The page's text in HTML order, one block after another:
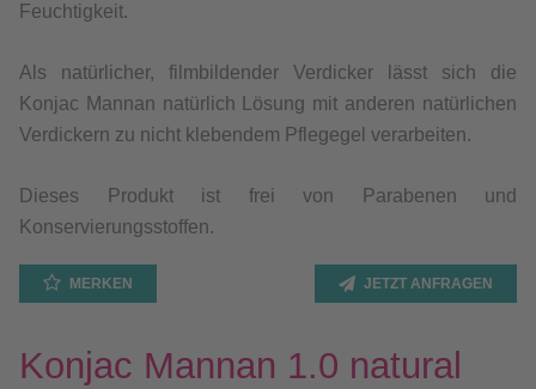
Feuchtigkeit.
Als natürlicher, filmbildender Verdicker lässt sich die
Konjac Mannan natürlich Lösung mit anderen natürlichen
Verdickern zu nicht klebendem Pflegegel verarbeiten.
Dieses Produkt ist frei von Parabenen und
Konservierungsstoffen.
MERKEN JETZT ANFRAGEN
Konjac Mannan 1.0 natural